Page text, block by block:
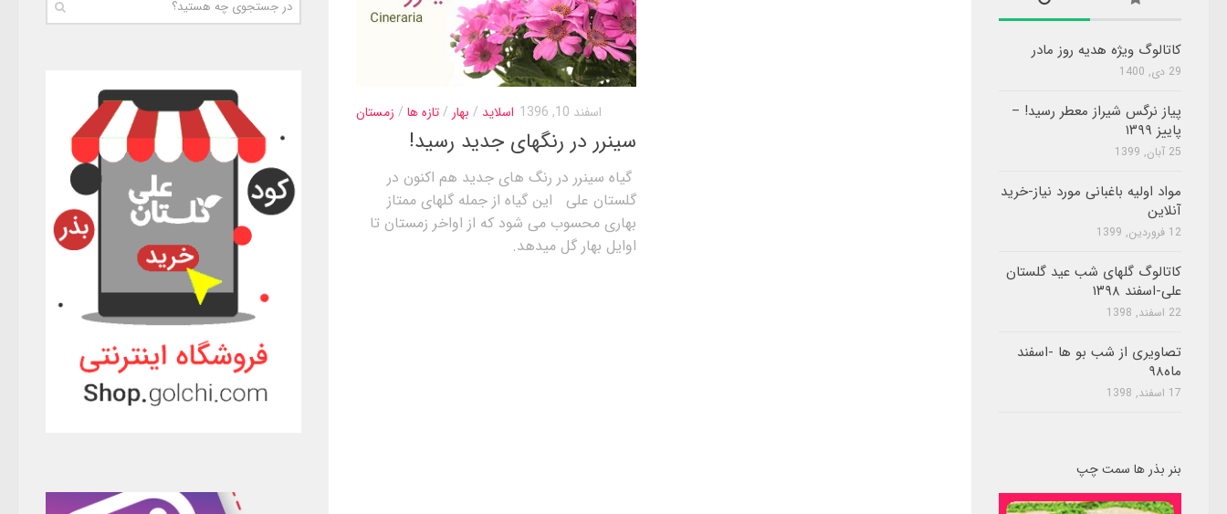
اسلاید / بهار /تازه ها / زمستان اسفند 10, 1396
سینرر در رنگهای جدید رسید!
گیاه سینرر در رنگ های جدید هم اکنون در
گلستان علی این گیاه از جمله گلهای ممتاز
بهاری محسوب می شود که از اواخر زمستان تا
اوایل بهار گل میدهد.
کاتالوگ ویژه هدیه روز مادر
29 دی, 1400
پیاز نرگس شیراز معطر رسید! –
پاییز ۱۳۹۹
25 آبان, 1399
مواد اولیه باغبانی مورد نیاز-خرید
آنلاین
12 فروردین, 1399
کاتالوگ گلهای شب عید گلستان
علی-اسفند ۱۳۹۸
22 اسفند, 1398
تصاویری از شب بو ها -اسفند
ماه۹۸
17 اسفند, 1398
بنر بذر ها سمت چپ